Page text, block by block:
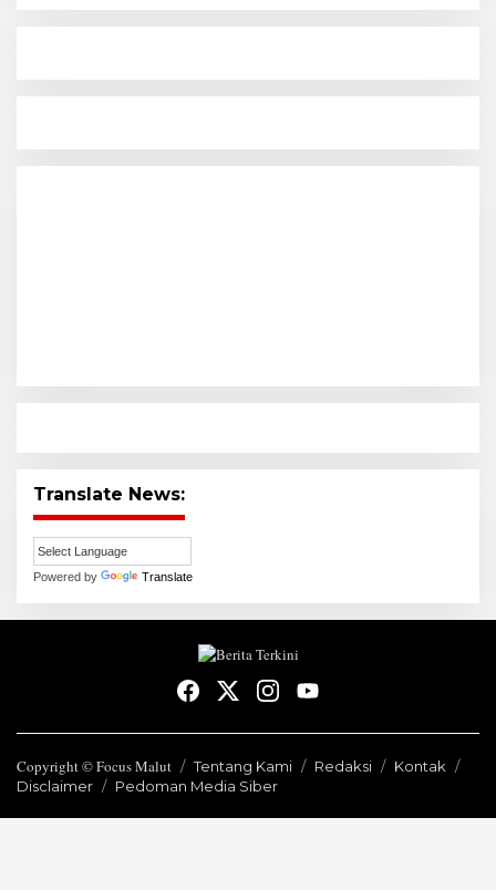
Translate News:
Powered by Translate
Copyright © Focus Malut Tentang Kami Redaksi
Kontak
Disclaimer
Pedoman Media Siber